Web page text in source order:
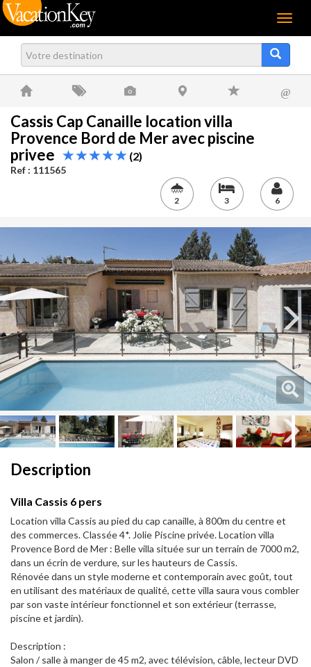
Menu
@
Cassis Cap Canaille location villa
Provence Bord de Mer avec piscine
privee
(2)
Ref : 111565
2 3 6
Next
Description
Villa Cassis 6 pers
Location villa Cassis au pied du cap canaille, à 800m du centre et
des commerces. Classée 4*. Jolie Piscine privée. Location villa
Provence Bord de Mer : Belle villa située sur un terrain de 7000 m2,
dans un écrin de verdure, sur les hauteurs de Cassis.
Rénovée dans un style moderne et contemporain avec goût, tout
en utilisant des matériaux de qualité, cette villa saura vous combler
par son vaste intérieur fonctionnel et son extérieur (terrasse,
piscine et jardin).
Description :
Salon / salle à manger de 45 m2, avec télévision, câble, lecteur DVD